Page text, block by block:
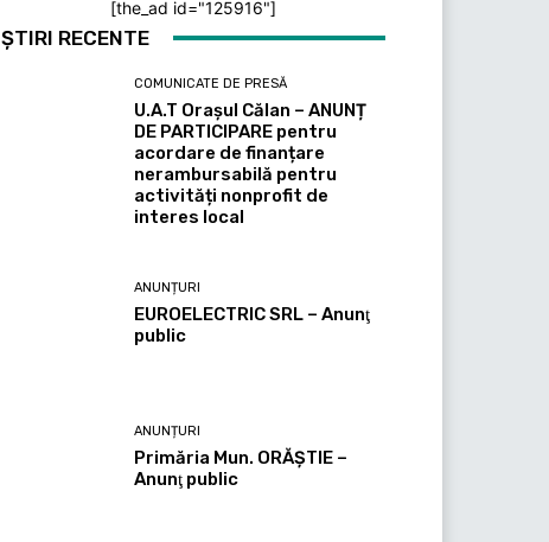
[the_ad id="125916"]
ȘTIRI RECENTE
COMUNICATE DE PRESĂ
U.A.T Orașul Călan – ANUNȚ
DE PARTICIPARE pentru
acordare de finanțare
nerambursabilă pentru
activități nonprofit de
interes local
ANUNȚURI
EUROELECTRIC SRL – Anunţ
public
ANUNȚURI
Primăria Mun. ORĂȘTIE –
Anunţ public